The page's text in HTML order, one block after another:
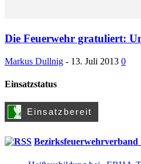
Die Feuerwehr gratuliert:
Markus Dullnig - 13. Juli 2013 0
Einsatzstatus
Bezirksfeuerwehrverband